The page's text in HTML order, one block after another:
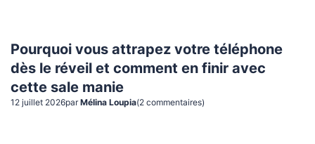
Pourquoi vous attrapez votre téléphone
dès le réveil et comment en finir avec
cette sale manie
12 juillet 2026par Mélina Loupia(2 commentaires)